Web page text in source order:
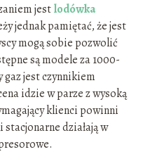
jestlodówka
jednak pamiętać, że jest
mogą sobie pozwolić
są modele za 1000-
gaz jest czynnikiem
idzie w parze z wysoką
klienci powinni
działają w